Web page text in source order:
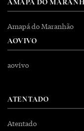
AMAPÁ DO
Amapá do Maranhão
AOVIVO
aovivo
ATENTADO
Atentado